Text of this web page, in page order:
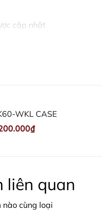
cập nhật
WKL CASE
liên quan
nào cùng loại